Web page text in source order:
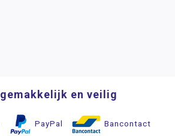
gemakkelijk en veilig
PayPal Bancontact